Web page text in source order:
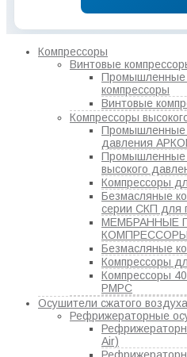
Компрессоры
Винтовые
Промышленные
компрессоры
Винтовые
Компрессоры
Промышленные
давления
Промышленные
высокого
Компрессоры
Безмасляные
серии СКП для
МЕМБРАННЫЕ
КОМПРЕССОРЫ
Безмасляные
Компрессоры
Компрессоры
РМРС
Осушители сжатого
Рефрижераторные
Air)